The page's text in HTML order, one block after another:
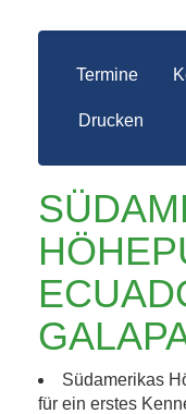
Termine
Drucken
Südamerikas
für ein erstes